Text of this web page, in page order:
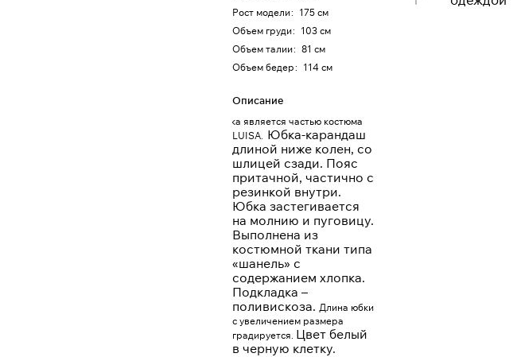
Рост модели: 175 см
Объем груди: 103 см
Объем талии: 81 см
Объем бедер: 114 см
Описание
Юбка является частью костюма
LUISA. Юбка-карандаш
длиной ниже колен, со
шлицей сзади. Пояс
притачной, частично с
резинкой внутри.
Юбка застегивается
на молнию и пуговицу.
Выполнена из
костюмной ткани типа
«шанель» с
содержанием хлопка.
Подкладка –
поливискоза. Длина юбки
с увеличением размера
градируется. Цвет белый
в черную клетку.